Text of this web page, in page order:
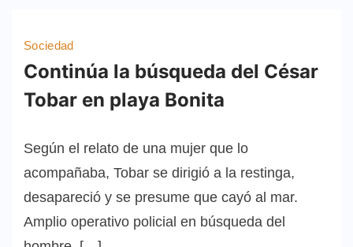
Sociedad
Continúa la búsqueda del César
Tobar en playa Bonita
Según el relato de una mujer que lo
acompañaba, Tobar se dirigió a la restinga,
desapareció y se presume que cayó al mar.
Amplio operativo policial en búsqueda del